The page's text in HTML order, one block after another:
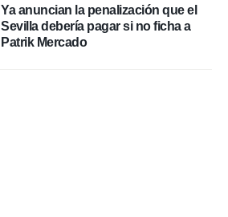
Ya anuncian la penalización que el
Sevilla debería pagar si no ficha a
Patrik Mercado